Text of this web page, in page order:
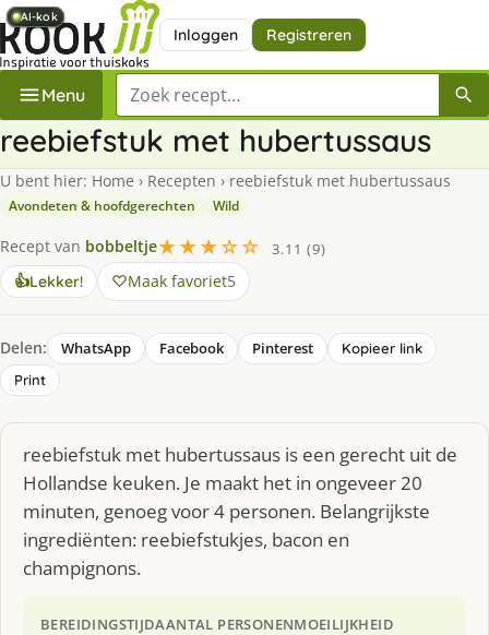
Inloggen Registreren
Menu Zoek een recept
reebiefstuk met hubertussaus
U bent hier: Home › Recepten › reebiefstuk met hubertussaus
Avondeten & hoofdgerechten Wild
Recept van bobbeltje★★★☆☆
3.11 (9)
👍Lekker! Maak favoriet5
Delen: WhatsApp Facebook Pinterest
Kopieer link
Print
reebiefstuk met hubertussaus is een gerecht uit de
Hollandse keuken. Je maakt het in ongeveer 20
minuten, genoeg voor 4 personen. Belangrijkste
ingrediënten: reebiefstukjes, bacon en
champignons.
BEREIDINGSTIJDAANTAL PERSONENMOEILIJKHEID
AI-kok
AI-kok
AI-kok
AI-kok
AI-kok